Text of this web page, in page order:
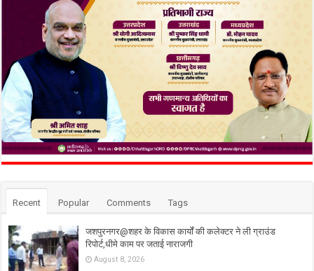
Recent Popular Comments Tags
जशपुरनगर@शहर के विकास कार्यों की कलेक्टर ने ली ग्राउंड
रिपोर्ट,धीमे काम पर जताई नाराजगी
August 8, 2026